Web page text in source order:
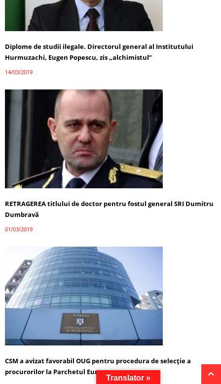
Diplome de studii ilegale. Directorul general al Institutului
Hurmuzachi, Eugen Popescu, zis „alchimistul”
14/03/2019
RETRAGEREA titlului de doctor pentru fostul general SRI Dumitru
Dumbravă
01/03/2019
CSM a avizat favorabil OUG pentru procedura de selecţie a
procurorilor la Parchetul European
Translator »